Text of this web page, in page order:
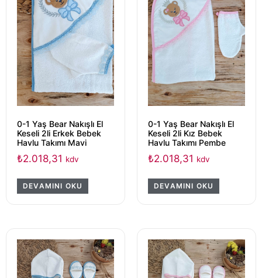
0-1 Yaş Bear Nakışlı El
Keseli 2li Erkek Bebek
Havlu Takımı Mavi
₺2.018,31 kdv
DEVAMINI OKU
0-1 Yaş Bear Nakışlı El
Keseli 2li Kız Bebek
Havlu Takımı Pembe
₺2.018,31 kdv
DEVAMINI OKU